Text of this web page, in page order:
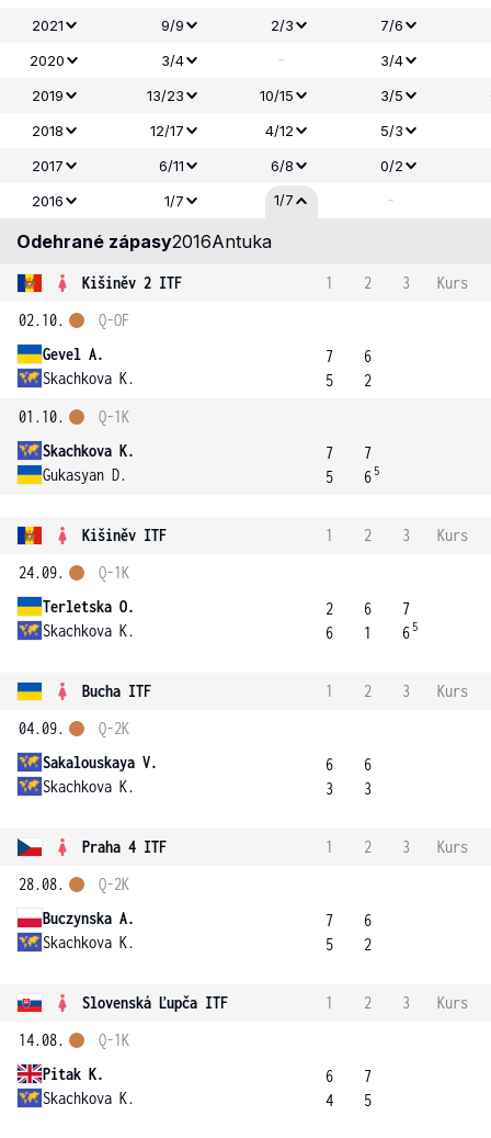
2021
9/9 2/3
7/6
2020
3/4 -
3/4
2019
13/23 10/15 3/5
2018
12/17 4/12 5/3
2017
6/11 6/8
0/2
2016
1/7 1/7 -
Odehrané zápasy2016Antuka
Kišiněv 2 ITF 1 2 3
Kurs
02.10.
Gevel A.
Skachkova K.
Q-OF
7
5
6
2
01.10.
Skachkova K.
Gukasyan D.
Q-1K
7
5
7
6 5
Kišiněv ITF 1 2 3
Kurs
24.09.
Terletska O.
Skachkova K.
Q-1K
2
6
6
1
7
6 5
Bucha ITF 1 2 3
Kurs
04.09.
Sakalouskaya V.
Skachkova K.
Q-2K
6
3
6
3
Praha 4 ITF 1 2 3
Kurs
28.08.
Buczynska A.
Skachkova K.
Q-2K
7
5
6
2
Slovenská Ľupča ITF 1 2 3
Kurs
14.08.
Pitak K.
Skachkova K.
Q-1K
6
4
7
5